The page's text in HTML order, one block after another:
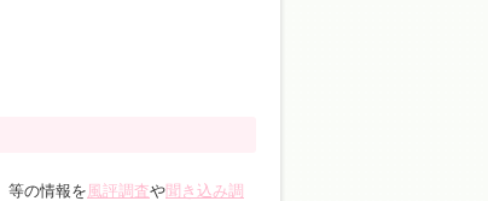
等の情報を風評調査や聞き込み調